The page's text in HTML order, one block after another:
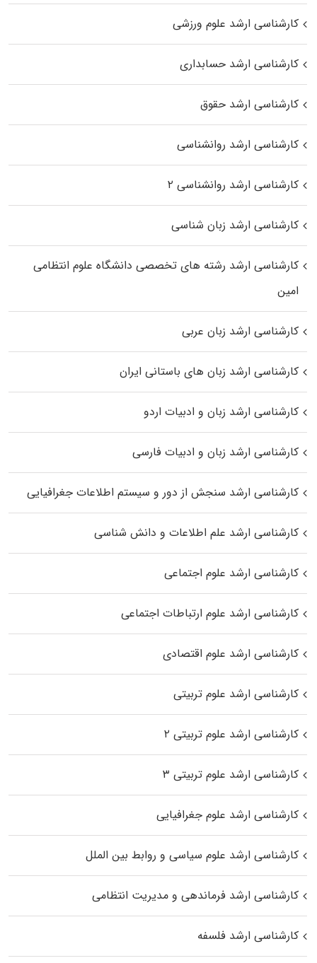
کارشناسی ارشد علوم ورزشی
کارشناسی ارشد حسابداری
کارشناسی ارشد حقوق
کارشناسی ارشد روانشناسی
کارشناسی ارشد روانشناسی ۲
کارشناسی ارشد زبان شناسی
کارشناسی ارشد رﺷﺘﻪ ﻫﺎی تخصصی داﻧﺸﮕﺎه ﻋﻠﻮم انتظامی
اﻣﻴﻦ
کارشناسی ارشد زبان عربی
کارشناسی ارشد زبان‌ های باستانی ایران
کارشناسی ارشد زبان و ادبیات اردو
کارشناسی ارشد زبان و ادبیات فارسی
کارشناسی ارشد سنجش از دور و سیستم اطلاعات جغرافیایی
کارشناسی ارشد علم اطلاعات و دانش شناسی
کارشناسی ارشد علوم اجتماعی
کارشناسی ارشد علوم ارتباطات اجتماعی
کارشناسی ارشد علوم اقتصادی
کارشناسی ارشد علوم تربیتی
کارشناسی ارشد علوم تربیتی ۲
کارشناسی ارشد علوم تربیتی ۳
کارشناسی ارشد علوم جغرافیایی
کارشناسی ارشد علوم سیاسی و روابط بین الملل
کارشناسی ارشد فرماندهی و مدیریت انتظامی
کارشناسی ارشد فلسفه